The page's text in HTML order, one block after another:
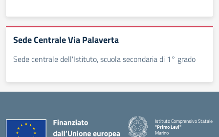
Sede Centrale Via Palaverta
Sede centrale dell'Istituto, scuola secondaria di 1° grado
Istituto Comprensivo Statale
"Primo Levi"
Marino